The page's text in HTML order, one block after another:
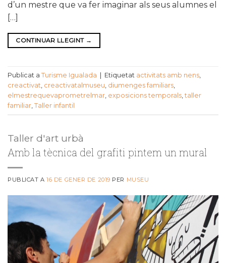
d’un mestre que va fer imaginar als seus alumnes el
[…]
CONTINUAR LLEGINT →
Publicat a Turisme Igualada Etiquetat activitats amb nens
creactivat creactivatalmuseu diumenges familiars
elmestrequevaprometrelmar exposicions temporals taller
familiar Taller infantil
Taller d'art urbà
Amb la tècnica del grafiti pintem un mural
PUBLICAT A16 DE GENER DE 2019 PER MUSEU